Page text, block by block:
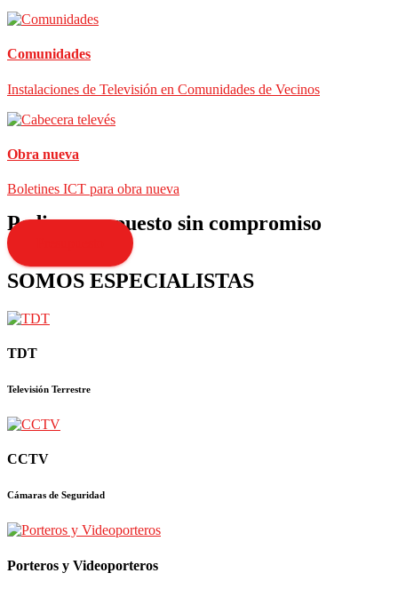
Comunidades
Instalaciones de Televisión en Comunidades de Vecinos
Obra nueva
Boletines ICT para obra nueva
Pedir presupuesto sin compromiso
SOMOS ESPECIALISTAS
TDT
Televisión Terrestre
CCTV
Cámaras de Seguridad
Porteros y Videoporteros